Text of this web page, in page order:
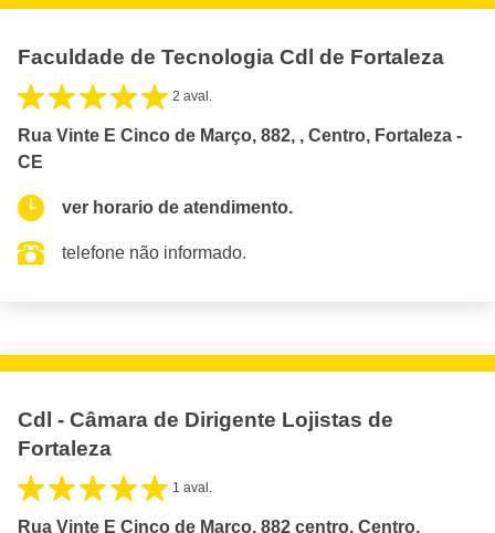
Faculdade de Tecnologia Cdl de Fortaleza
2 aval.
Rua Vinte E Cinco de Março, 882, , Centro, Fortaleza -
CE
ver horario de atendimento.
telefone não informado.
Cdl - Câmara de Dirigente Lojistas de
Fortaleza
1 aval.
Rua Vinte E Cinco de Março, 882 centro, Centro,